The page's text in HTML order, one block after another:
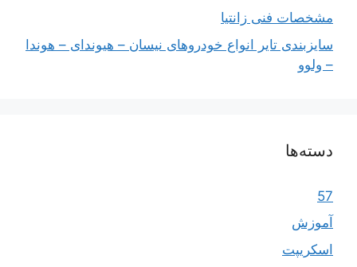
مشخصات فنی زانتیا
سایزبندی تایر انواع خودروهای نیسان – هیوندای – هوندا
– ولوو
دسته‌ها
57
آموزش
اسکریپت